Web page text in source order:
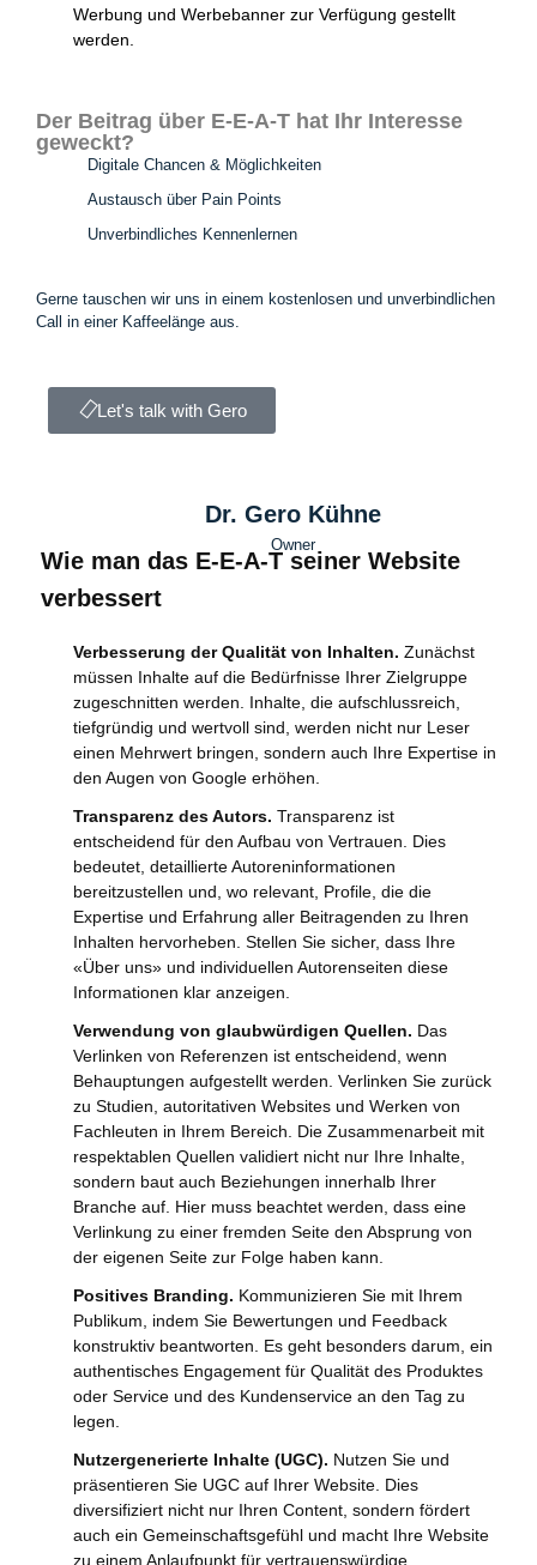
Werbung und Werbebanner zur Verfügung gestellt
werden.
Der Beitrag über E-E-A-T hat Ihr Interesse
geweckt?
Digitale Chancen & Möglichkeiten
Austausch über Pain Points
Unverbindliches Kennenlernen
Gerne tauschen wir uns in einem kostenlosen und unverbindlichen
Call in einer Kaffeelänge aus.
Let's talk with Gero
Dr. Gero Kühne
Owner
Wie man das E-E-A-T seiner Website
verbessert
Verbesserung der Qualität von Inhalten. Zunächst
müssen Inhalte auf die Bedürfnisse Ihrer Zielgruppe
zugeschnitten werden. Inhalte, die aufschlussreich,
tiefgründig und wertvoll sind, werden nicht nur Leser
einen Mehrwert bringen, sondern auch Ihre Expertise in
den Augen von Google erhöhen.
Transparenz des Autors. Transparenz ist
entscheidend für den Aufbau von Vertrauen. Dies
bedeutet, detaillierte Autoreninformationen
bereitzustellen und, wo relevant, Profile, die die
Expertise und Erfahrung aller Beitragenden zu Ihren
Inhalten hervorheben. Stellen Sie sicher, dass Ihre
«Über uns» und individuellen Autorenseiten diese
Informationen klar anzeigen.
Verwendung von glaubwürdigen Quellen. Das
Verlinken von Referenzen ist entscheidend, wenn
Behauptungen aufgestellt werden. Verlinken Sie zurück
zu Studien, autoritativen Websites und Werken von
Fachleuten in Ihrem Bereich. Die Zusammenarbeit mit
respektablen Quellen validiert nicht nur Ihre Inhalte,
sondern baut auch Beziehungen innerhalb Ihrer
Branche auf. Hier muss beachtet werden, dass eine
Verlinkung zu einer fremden Seite den Absprung von
der eigenen Seite zur Folge haben kann.
Positives Branding. Kommunizieren Sie mit Ihrem
Publikum, indem Sie Bewertungen und Feedback
konstruktiv beantworten. Es geht besonders darum, ein
authentisches Engagement für Qualität des Produktes
oder Service und des Kundenservice an den Tag zu
legen.
Nutzergenerierte Inhalte (UGC). Nutzen Sie und
präsentieren Sie UGC auf Ihrer Website. Dies
diversifiziert nicht nur Ihren Content, sondern fördert
auch ein Gemeinschaftsgefühl und macht Ihre Website
zu einem Anlaufpunkt für vertrauenswürdige